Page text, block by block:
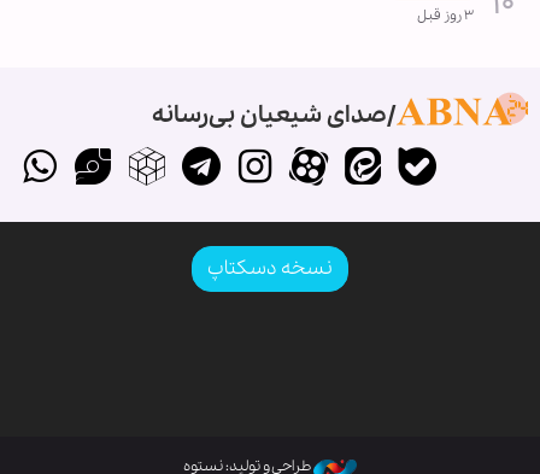
۳ روز قبل
صدای شیعیان بی‌رسانه
نسخه دسکتاپ
طراحی و تولید: نستوه